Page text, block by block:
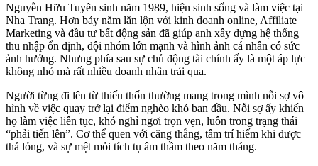
Nguyễn Hữu Tuyên sinh năm 1989, hiện sinh sống và làm việc tại
Nha Trang. Hơn bảy năm lăn lộn với kinh doanh online, Affiliate
Marketing và đầu tư bất động sản đã giúp anh xây dựng hệ thống
thu nhập ổn định, đội nhóm lớn mạnh và hình ảnh cá nhân có sức
ảnh hưởng. Nhưng phía sau sự chủ động tài chính ấy là một áp lực
không nhỏ mà rất nhiều doanh nhân trải qua.
Người từng đi lên từ thiếu thốn thường mang trong mình nỗi sợ vô
hình về việc quay trở lại điểm nghèo khó ban đầu. Nỗi sợ ấy khiến
họ làm việc liên tục, khó nghỉ ngơi trọn vẹn, luôn trong trạng thái
“phải tiến lên”. Cơ thể quen với căng thẳng, tâm trí hiếm khi được
thả lỏng, và sự mệt mỏi tích tụ âm thầm theo năm tháng.